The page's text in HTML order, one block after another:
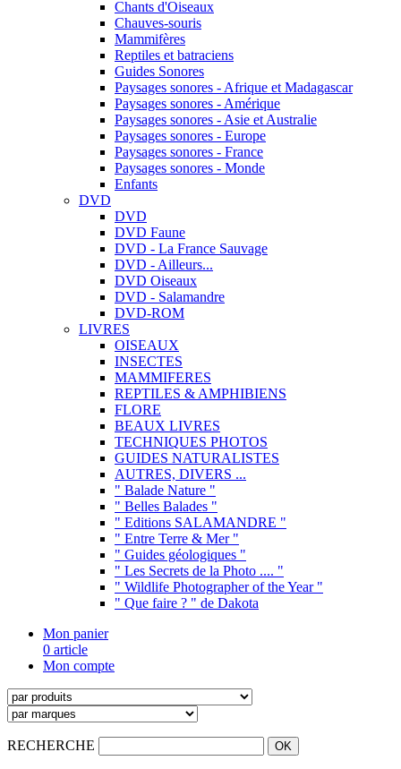
Chants d'Oiseaux
Chauves-souris
Mammifères
Reptiles et batraciens
Guides Sonores
Paysages sonores - Afrique et Madagascar
Paysages sonores - Amérique
Paysages sonores - Asie et Australie
Paysages sonores - Europe
Paysages sonores - France
Paysages sonores - Monde
Enfants
DVD
DVD
DVD Faune
DVD - La France Sauvage
DVD - Ailleurs...
DVD Oiseaux
DVD - Salamandre
DVD-ROM
LIVRES
OISEAUX
INSECTES
MAMMIFERES
REPTILES & AMPHIBIENS
FLORE
BEAUX LIVRES
TECHNIQUES PHOTOS
GUIDES NATURALISTES
AUTRES, DIVERS ...
" Balade Nature "
" Belles Balades "
" Editions SALAMANDRE "
" Entre Terre & Mer "
" Guides géologiques "
" Les Secrets de la Photo .... "
" Wildlife Photographer of the Year "
" Que faire ? " de Dakota
Mon panier
0 article
Mon compte
RECHERCHE